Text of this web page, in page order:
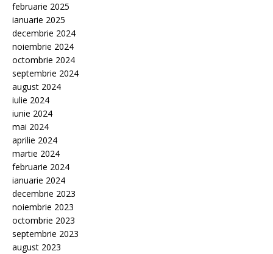
februarie 2025
ianuarie 2025
decembrie 2024
noiembrie 2024
octombrie 2024
septembrie 2024
august 2024
iulie 2024
iunie 2024
mai 2024
aprilie 2024
martie 2024
februarie 2024
ianuarie 2024
decembrie 2023
noiembrie 2023
octombrie 2023
septembrie 2023
august 2023